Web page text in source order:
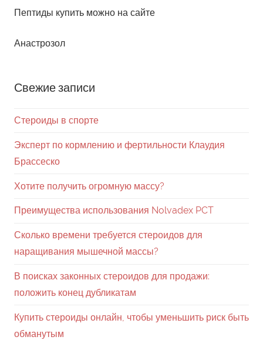
Пептиды купить можно на сайте
Анастрозол
Свежие записи
Стероиды в спорте
Эксперт по кормлению и фертильности Клаудия
Брассеско
Хотите получить огромную массу?
Преимущества использования Nolvadex PCT
Сколько времени требуется стероидов для
наращивания мышечной массы?
В поисках законных стероидов для продажи:
положить конец дубликатам
Купить стероиды онлайн, чтобы уменьшить риск быть
обманутым